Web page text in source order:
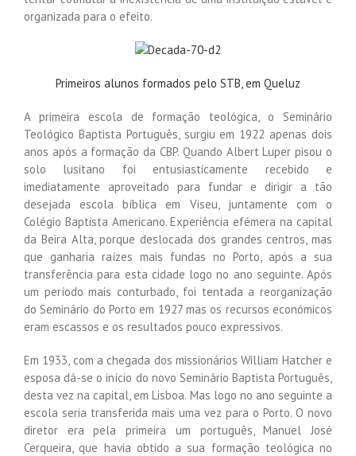
organizada para o efeito.
Primeiros alunos formados pelo STB, em Queluz
A primeira escola de formação teológica, o Seminário
Teológico Baptista Português, surgiu em 1922 apenas dois
anos após a formação da CBP. Quando Albert Luper pisou o
solo lusitano foi entusiasticamente recebido e
imediatamente aproveitado para fundar e dirigir a tão
desejada escola bíblica em Viseu, juntamente com o
Colégio Baptista Americano. Experiência efémera na capital
da Beira Alta, porque deslocada dos grandes centros, mas
que ganharia raízes mais fundas no Porto, após a sua
transferência para esta cidade logo no ano seguinte. Após
um período mais conturbado, foi tentada a reorganização
do Seminário do Porto em 1927 mas os recursos económicos
eram escassos e os resultados pouco expressivos.
Em 1933, com a chegada dos missionários William Hatcher e
esposa dá-se o início do novo Seminário Baptista Português,
desta vez na capital, em Lisboa. Mas logo no ano seguinte a
escola seria transferida mais uma vez para o Porto. O novo
diretor era pela primeira um português, Manuel José
Cerqueira, que havia obtido a sua formação teológica no